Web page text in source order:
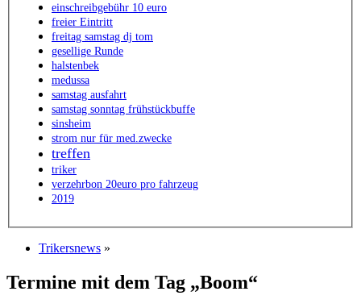
einschreibgebühr 10 euro
freier Eintritt
freitag samstag dj tom
gesellige Runde
halstenbek
medussa
samstag ausfahrt
samstag sonntag frühstückbuffe
sinsheim
strom nur für med.zwecke
treffen
triker
verzehrbon 20euro pro fahrzeug
2019
Trikersnews »
Termine mit dem Tag „Boom“